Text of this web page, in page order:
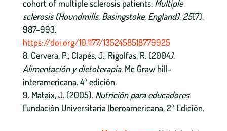
cohort of multiple sclerosis patients. Multiple
sclerosis (Houndmills, Basingstoke, England), 25(7),
987–993.
https://doi.org/10.1177/1352458518779925
Cervera, P., Clapés, J., Rigolfas, R. (2004).
Alimentación y dietoterapia. Mc Graw hill-
interamericana. 4ª edición.
Mataix, J. (2005). Nutrición para educadores.
Fundación Universitaria Iberoamericana, 2ª Edición.